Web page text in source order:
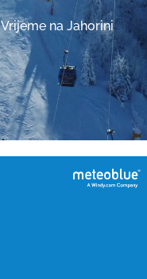
Vrijeme na Jahorini